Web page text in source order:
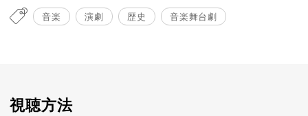
音楽 演劇 歴史 音楽舞台劇
視聴方法